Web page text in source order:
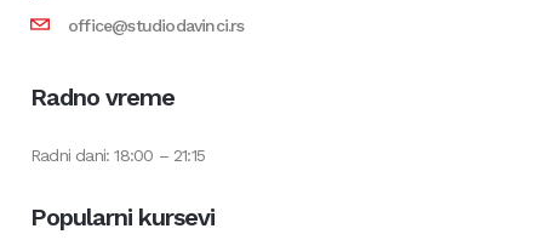
office@studiodavinci.rs
Radno vreme
Radni dani: 18:00 – 21:15
Popularni kursevi